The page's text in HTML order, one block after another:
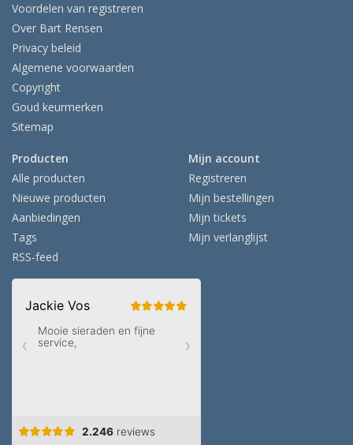
Voordelen van registreren
Over Bart Rensen
Privacy beleid
Algemene voorwaarden
Copyright
Goud keurmerken
Sitemap
Producten
Alle producten
Nieuwe producten
Aanbiedingen
Tags
RSS-feed
Mijn account
Registreren
Mijn bestellingen
Mijn tickets
Mijn verlanglijst